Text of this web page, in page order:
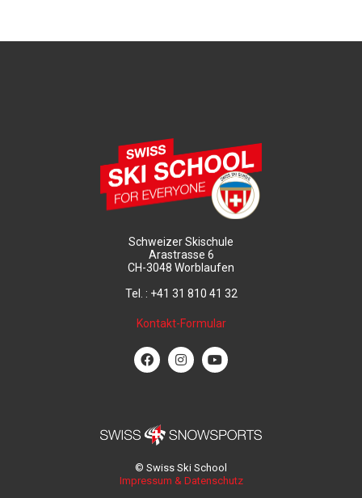
Schweizer Skischule
Arastrasse 6
CH-3048 Worblaufen
Tel. : +41 31 810 41 32
Kontakt-Formular
© Swiss Ski School
Impressum & Datenschutz